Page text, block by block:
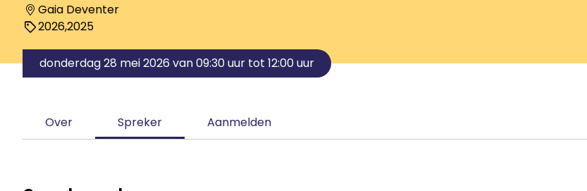
Gaia Deventer
2026,2025
donderdag 28 mei 2026 van 09:30 uur tot 12:00 uur
Over Spreker Aanmelden